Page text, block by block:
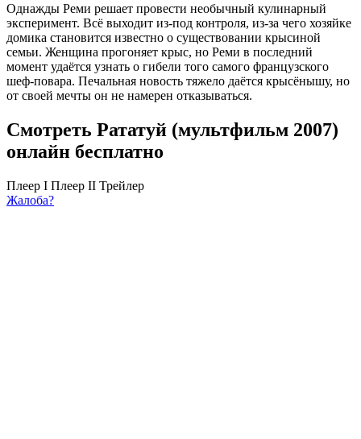
Однажды Реми решает провести необычный кулинарный
эксперимент. Всё выходит из-под контроля, из-за чего хозяйке
домика становится известно о существовании крысиной
семьи. Женщина прогоняет крыс, но Реми в последний
момент удаётся узнать о гибели того самого французского
шеф-повара. Печальная новость тяжело даётся крысёнышу, но
от своей мечты он не намерен отказываться.
Смотреть Рататуй (мультфильм 2007)
онлайн бесплатно
Плеер I Плеер II Трейлер
Жалоба?